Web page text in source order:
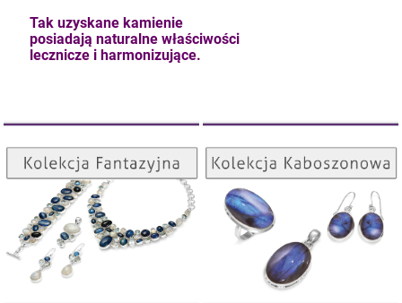
Tak uzyskane kamienie
posiadają naturalne właściwości
lecznicze i harmonizujące.
Kolekcja Fantazyjna
ZOBACZ
Kolekcja Kaboszonowa
ZOBACZ